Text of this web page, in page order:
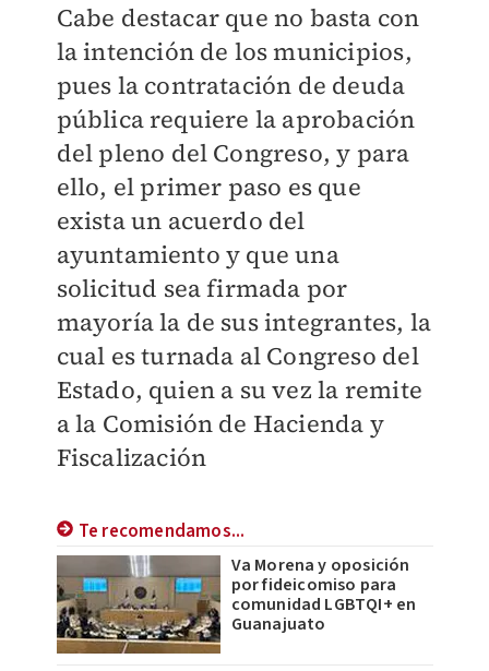
Cabe destacar que no basta con
la intención de los municipios,
pues la contratación de deuda
pública requiere la aprobación
del pleno del Congreso, y para
ello, el primer paso es que
exista un acuerdo del
ayuntamiento y que una
solicitud sea firmada por
mayoría la de sus integrantes, la
cual es turnada al Congreso del
Estado, quien a su vez la remite
a la Comisión de Hacienda y
Fiscalización
Te recomendamos...
Va Morena y oposición
por fideicomiso para
comunidad LGBTQI+ en
Guanajuato